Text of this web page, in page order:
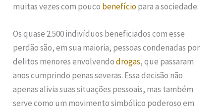
muitas vezes com pouco benefíciopara a sociedade.
Os quase 2.500 indivíduos beneficiados com esse
perdão são, em sua maioria, pessoas condenadas por
delitos menores envolvendodrogas, que passaram
anos cumprindo penas severas. Essa decisão não
apenas alivia suas situações pessoais, mas também
serve como um movimento simbólico poderoso em